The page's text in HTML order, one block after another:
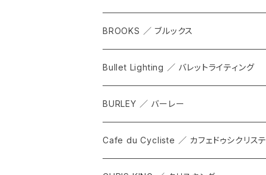
WPT TOTE
CITADEL
WPRT
DEX
BROOKS ／ ブルックス
ALL
サドル
カンビウム
Bullet Lighting ／ バレットライティング
BURLEY ／ バーレー
Cafe du Cycliste ／ カフェドゥシクリステ